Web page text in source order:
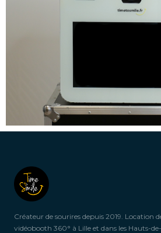
Créateur de sourires depuis 2019. Location
vidéobooth 360° à Lille et dans les Hauts-